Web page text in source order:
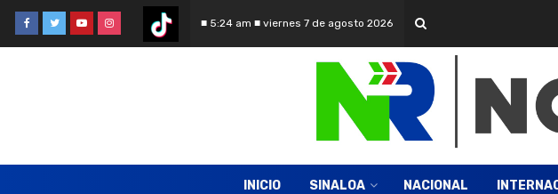
■ 5:24 am ■ viernes 7 de agosto 2026
INICIO SINALOA NACIONAL